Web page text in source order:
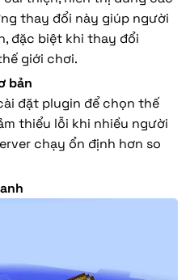
thay đổi này giúp người
đặc biệt khi thay đổi
giới chơi.
bản
đặt plugin để chọn thế
thiểu lỗi khi nhiều người
chạy ổn định hơn so